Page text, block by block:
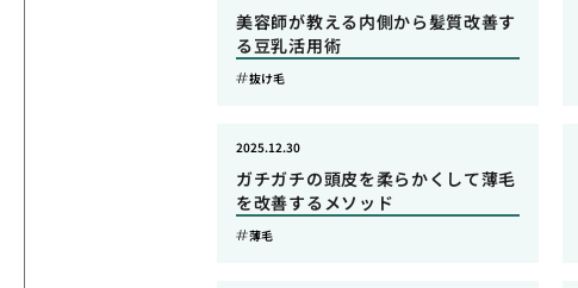
美容師が教える内側から髪質改善す
る豆乳活用術
抜け毛
ガチガチの頭皮を柔らかくして薄毛
を改善するメソッド
2025.12.30
薄毛